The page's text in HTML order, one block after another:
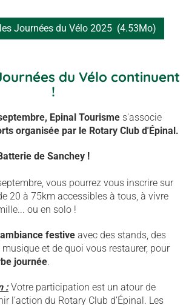
Journées du Vélo 2025 (4.53Mo)
du Vélo continuent
!
Epinal Tourisme s'associe
organisée par le Rotary Club d'Épinal.
de Sanchey !
vous pourrez vous inscrire sur
20 à 75km accessibles à tous, à vivre
ou en solo !
ambiance festive avec des stands, des
et de quoi vous restaurer, pour
journée.
:Votre participation est un atour de
l’action du Rotary Club d’Épinal. Les